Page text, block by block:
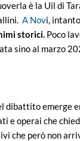
è la Uil di
A Novi,
storici. Poco
sino al marzo
dibattito emerge
e operai che
che però non